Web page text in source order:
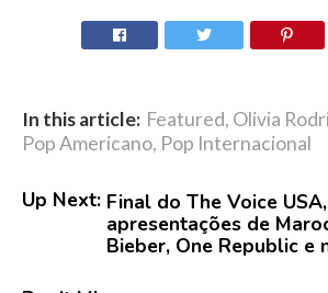
In this article: Featured, Olivia
Pop Americano, Pop Internacional
Up Next: Final do The Voice
apresentações de
Bieber, One Republic e